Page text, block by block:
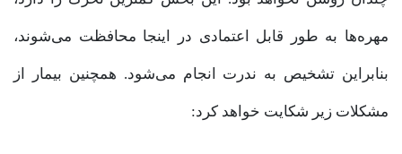
مهره‌ها به طور قابل اعتمادی در اینجا محافظت می‌شوند،
بنابراین تشخیص به ندرت انجام می‌شود. همچنین بیمار از
مشکلات زیر شکایت خواهد کرد: